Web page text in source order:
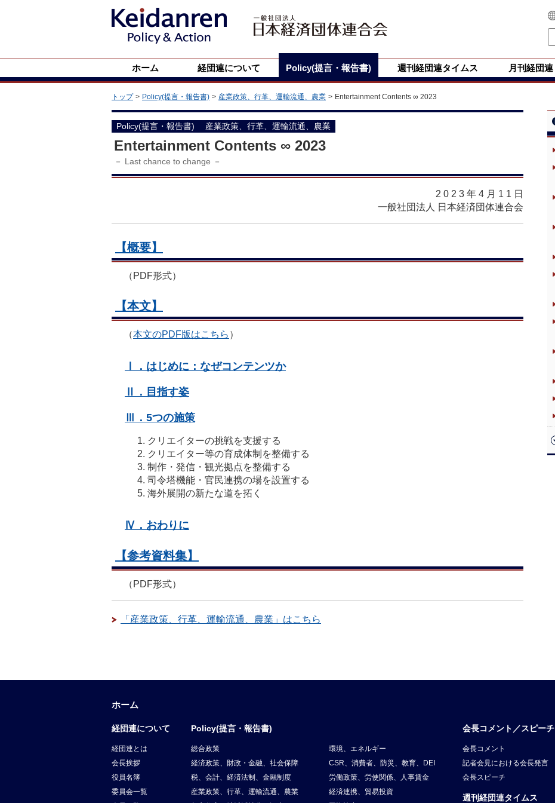
ホーム 経団連について Policy(提言・報告書) 週刊経団連タイムス 月刊経団連
トップ Policy(提言・報告書) 産業政策、行革、運輸流通、農業 Entertainment Contents ∞ 2023
Policy(提言・報告書) 産業政策、行革、運輸流通、農業
Entertainment Contents ∞ 2023
－ Last chance to change －
2023年4月11 日
一般社団法人 日本経済団体連合会
【概要】
（PDF形式）
【本文】
（本文のPDF版はこちら ）
Ⅰ．はじめに：なぜコンテンツか
Ⅱ．目指す姿
Ⅲ．5つの施策
クリエイターの挑戦を支援する
クリエイター等の育成体制を整備する
制作・発信・観光拠点を整備する
司令塔機能・官民連携の場を設置する
海外展開の新たな道を拓く
Ⅳ．おわりに
【参考資料集】
（PDF形式）
「産業政策、行革、運輸流通、農業」はこちら
ホーム
経団連について
経団連とは
会長挨拶
役員名簿
委員会一覧
Policy(提言・報告書)
総合政策
環境、エネルギー
経済政策、財政・金融、社会保障
CSR、消費者、防災、教育、DEI
税、会計、経済法制、金融制度
労働政策、労使関係、人事賃金
産業政策、行革、運輸流通、農業
経済連携、貿易投資
会長コメント／スピーチ
会長コメント
記者会見における会長発言
会長スピーチ
週刊経団連タイムス